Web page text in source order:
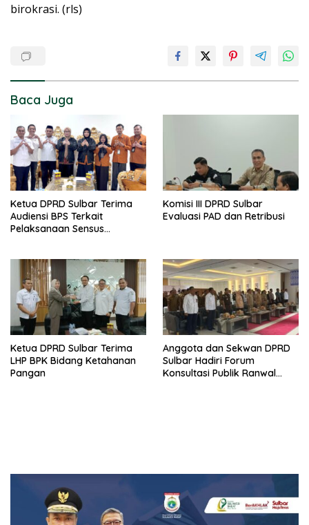
birokrasi. (rls)
Baca Juga
Ketua DPRD Sulbar Terima
Audiensi BPS Terkait
Pelaksanaan Sensus
Komisi III DPRD Sulbar
Evaluasi PAD dan Retribusi
Ketua DPRD Sulbar Terima
LHP BPK Bidang Ketahanan
Pangan
Anggota dan Sekwan DPRD
Sulbar Hadiri Forum
Konsultasi Publik Ranwal